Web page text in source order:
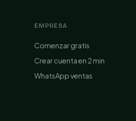
EMPRESA
Comenzar gratis
Crear cuenta en 2 min
WhatsApp ventas